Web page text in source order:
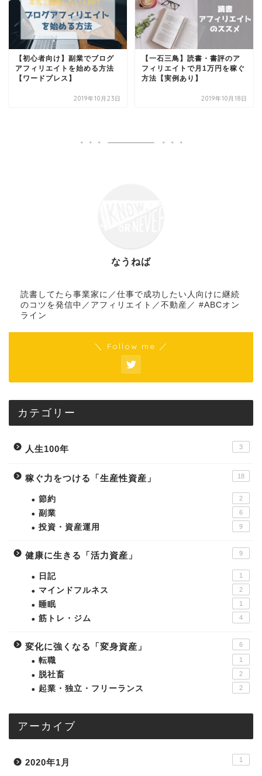
【初心者向け】副業でブログ
アフィリエイトを始める方法
【ワードプレス】
2019年10月23日
【一石三鳥】読書・書評のア
フィリエイトで月1万円を稼ぐ
方法【実例あり】
2019年10月18日
なうねば
読書してたら事業家に／仕事で成功したい人向けに継続
のコツを発信中／アフィリエイト／不動産／ #ABCオン
ライン
＼ Follow me ／
カテゴリー
人生100年 3
稼ぐ力をつける「生産性資産」 18
節約 2
副業 6
投資・資産運用 9
健康に生きる「活力資産」 9
日記 1
マインドフルネス 2
睡眠 1
筋トレ・ジム 4
変化に強くなる「変身資産」 6
転職 1
脱社畜 2
起業・独立・フリーランス 2
アーカイブ
2020年1月 1